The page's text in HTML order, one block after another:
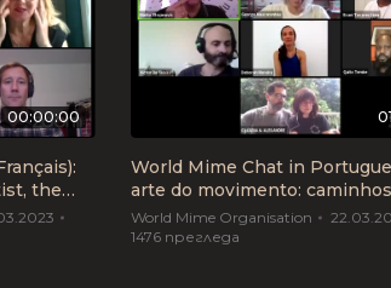
00:00:00
the
World Mime Chat in
arte do movimento: caminhos
cruzados“
World Mime Organisation
1476 прегледа